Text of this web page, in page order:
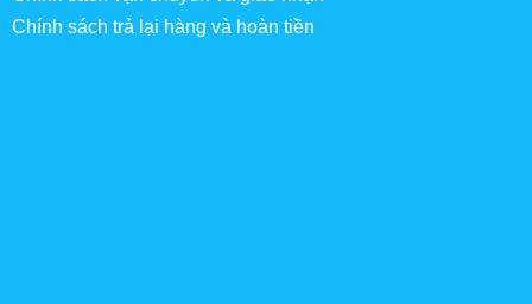
Chính sách trả lại hàng và hoàn tiền